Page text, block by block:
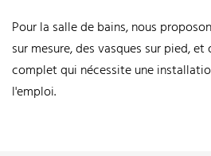
Pour la salle de bains, nous
sur mesure, des vasques sur pied,
complet qui nécessite une
l'emploi.